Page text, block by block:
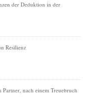
der Deduktion in der
Resilienz
nach einem Treuebruch